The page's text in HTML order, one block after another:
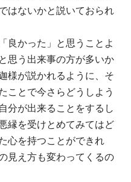
はないかと説いておられ
良かった」と思うことよ
思う出来事の方が多いか
様が説かれるように、そ
ことで今さらどうしよう
分が出来ることをするし
縁を受けとめてみてはど
心を持つことができれ
見え方も変わってくるの